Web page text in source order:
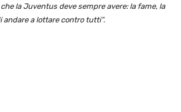
la Juventus deve sempre avere: la fame, la
andare a lottare contro tutti”.